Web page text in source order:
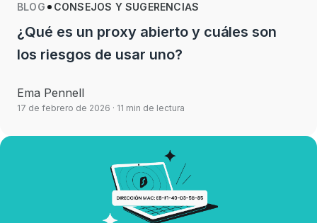
BLOG CONSEJOS Y SUGERENCIAS
¿Qué es un proxy abierto y cuáles son
los riesgos de usar uno?
Ema Pennell
17 de febrero de 2026 · 11 min de lectura